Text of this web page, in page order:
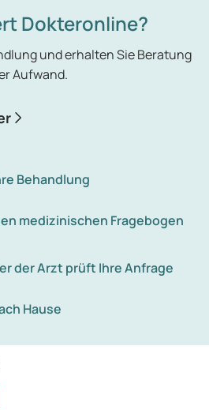
Dokteronline?
und erhalten Sie Beratung
Aufwand.
Behandlung
medizinischen Fragebogen
der Arzt prüft Ihre Anfrage
Hause